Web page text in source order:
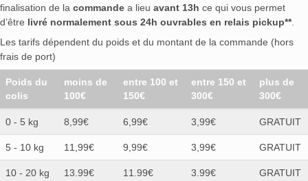
finalisation de la commande a lieu avant 13h ce qui vous permet
d’être livré normalement sous 24h ouvrables en relais pickup**.
Les tarifs dépendent du poids et du montant de la commande (hors
frais de port)
Poids du
colis
moins de
100€
entre 100 et
150€
entre 150 et
300€
plus de
300€
0 - 5 kg 8,99€ 6,99€ 3,99€ GRATUIT
5 - 10 kg 11,99€ 9,99€ 3,99€ GRATUIT
10 - 20 kg 13.99€ 11.99€ 3.99€ GRATUIT